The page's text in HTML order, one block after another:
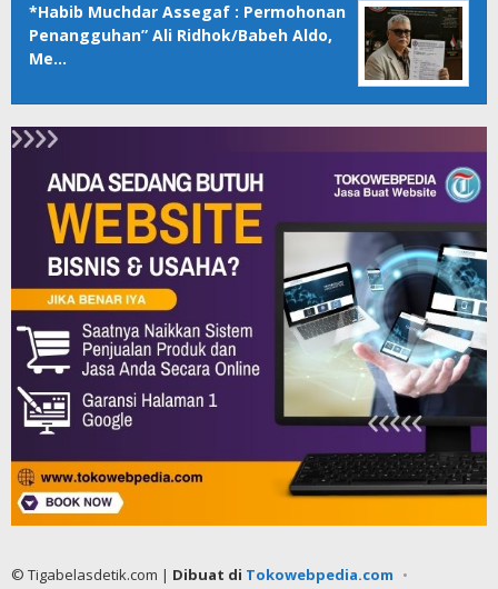
*Habib Muchdar Assegaf : Permohonan
Penangguhan” Ali Ridhok/Babeh Aldo,
Me…
© Tigabelasdetik.com | Dibuat di Tokowebpedia.com